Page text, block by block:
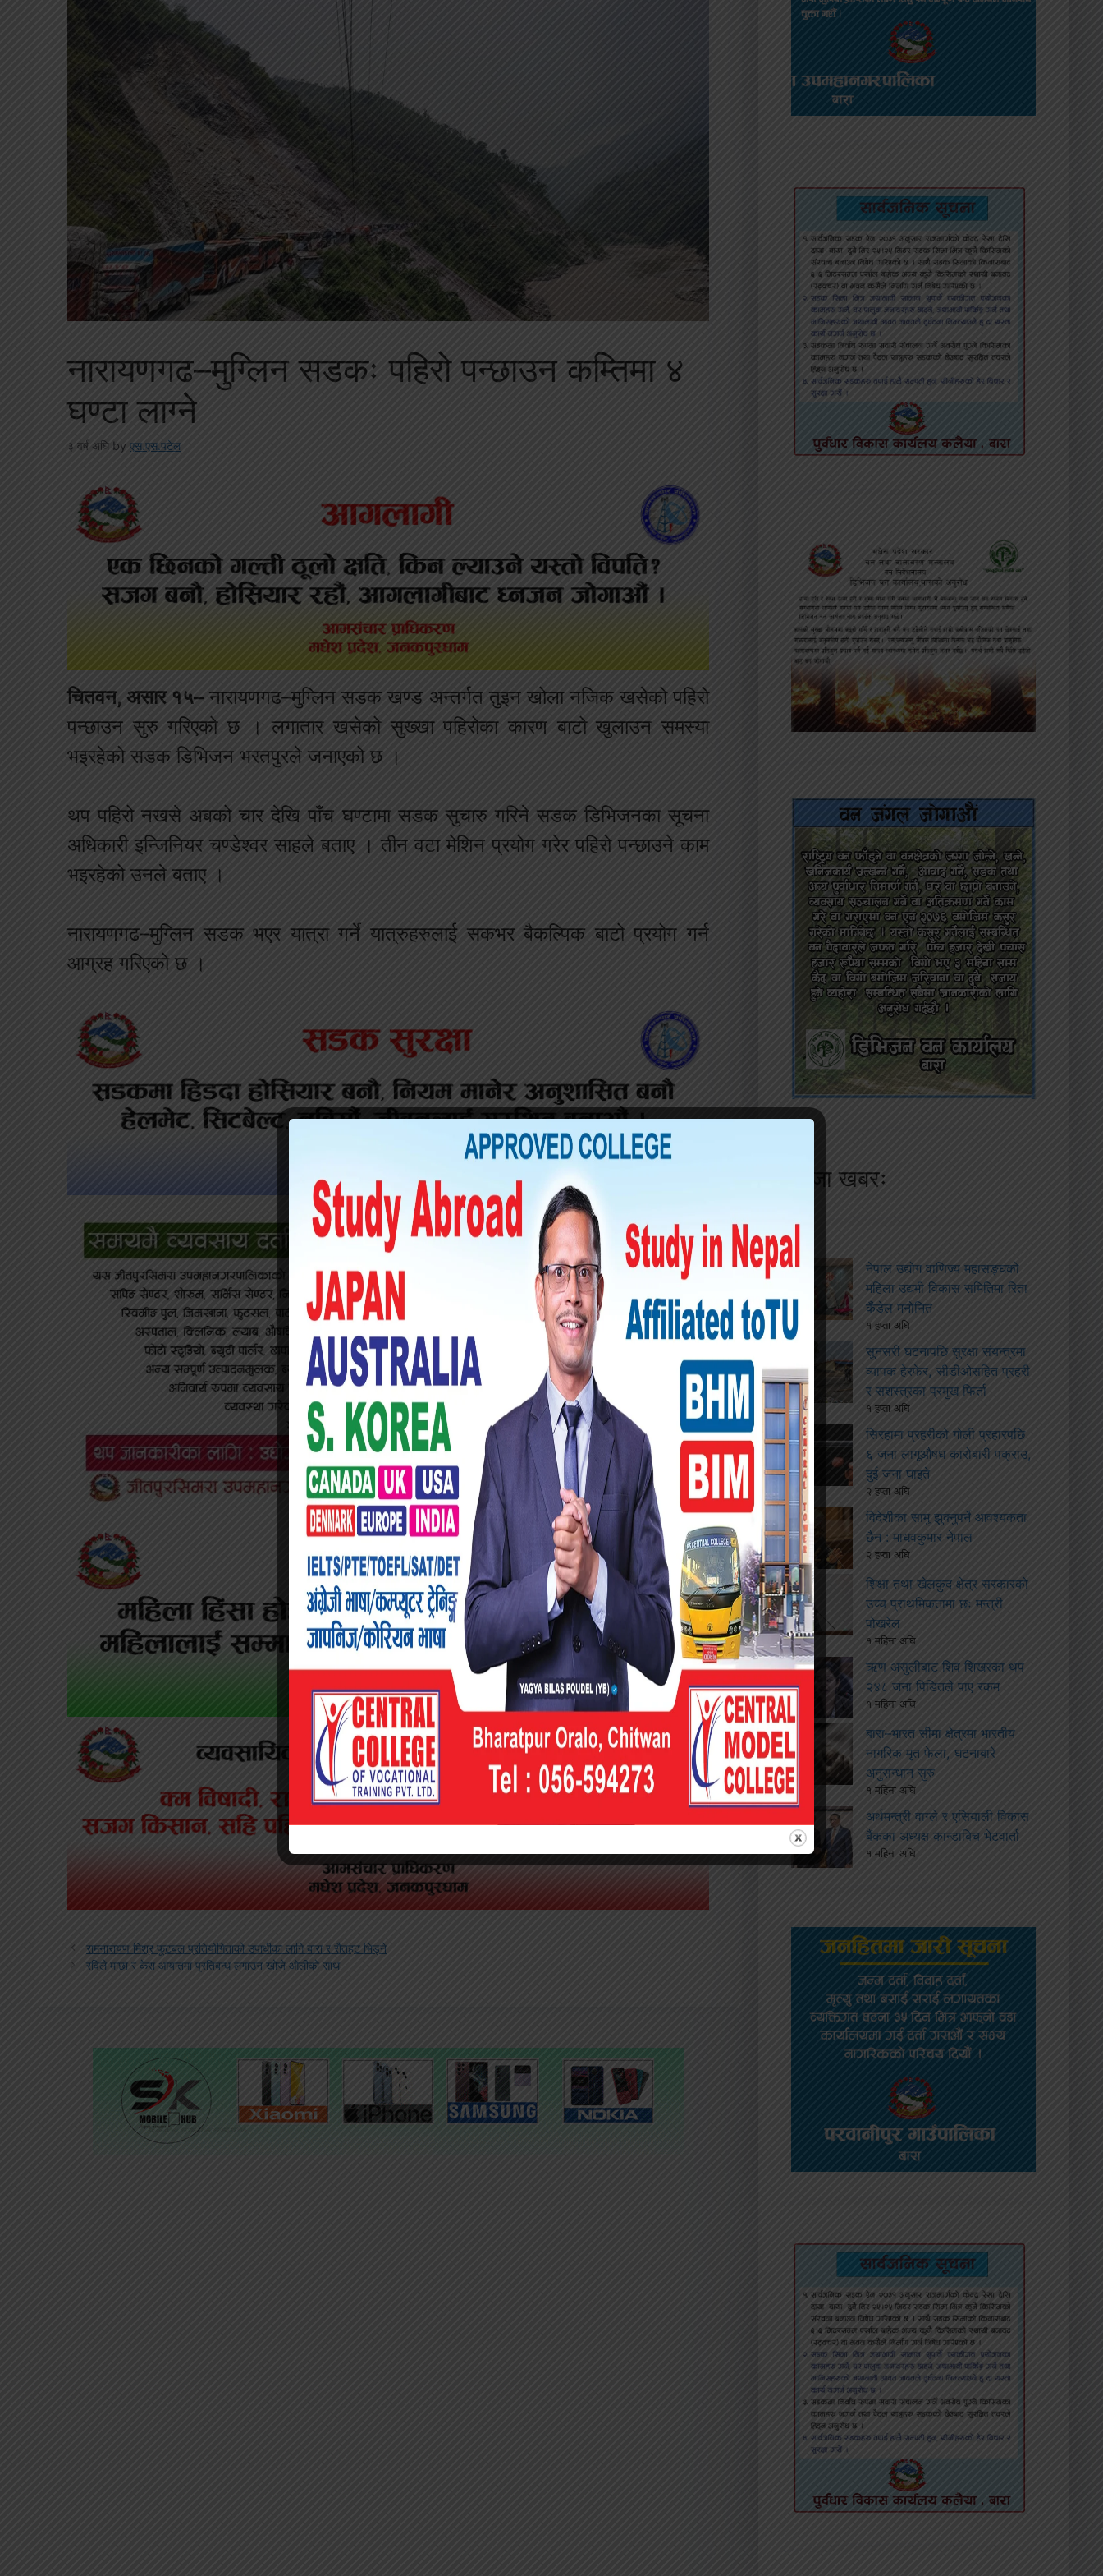
नारायणगढ–मुग्लिन सडकः पहिरो पन्छाउन कम्तिमा ४
घण्टा लाग्ने
३ वर्ष अघि by एस.एस.पटेल
चितवन, असार १५– नारायणगढ–मुग्लिन सडक खण्ड अन्तर्गत तुइन खोला नजिक खसेको पहिरो
पन्छाउन सुरु गरिएको छ । लगातार खसेको सुख्खा पहिरोका कारण बाटो खुलाउन समस्या
भइरहेको सडक डिभिजन भरतपुरले जनाएको छ ।
थप पहिरो नखसे अबको चार देखि पाँच घण्टामा सडक सुचारु गरिने सडक डिभिजनका सूचना
अधिकारी इन्जिनियर चण्डेश्वर साहले बताए । तीन वटा मेशिन प्रयोग गरेर पहिरो पन्छाउने काम
भइरहेको उनले बताए ।
नारायणगढ–मुग्लिन सडक भएर यात्रा गर्ने यात्रुहरुलाई सकभर बैकल्पिक बाटो प्रयोग गर्न
आग्रह गरिएको छ ।
रामनारायण मिश्र फूटबल प्रतियोगिताको उपाधीका लागि बारा र रौतहट भिड्ने
रविले माछा र केरा आयातमा प्रतिबन्ध लगाउन खोजे ओलीको साथ
ताजा खबरः
नेपाल उद्योग वाणिज्य महासङ्घको
महिला उद्यमी विकास समितिमा रिता
कँडेल मनोनित
१ हप्ता अघि
सुनसरी घटनापछि सुरक्षा संयन्त्रमा
व्यापक हेरफेर, सीडीओसहित प्रहरी
र सशस्त्रका प्रमुख फिर्ता
१ हप्ता अघि
सिरहामा प्रहरीको गोली प्रहारपछि
६ जना लागूऔषध कारोबारी पक्राउ,
दुई जना घाइते
२ हप्ता अघि
विदेशीका सामु झुक्नुपर्ने आवश्यकता
छैन : माधवकुमार नेपाल
२ हप्ता अघि
शिक्षा तथा खेलकुद क्षेत्र सरकारको
उच्च प्राथमिकतामा छः मन्त्री
पोखरेल
१ महिना अघि
ऋण असुलीबाट शिव शिखरका थप
२४८ जना पिडितले पाए रकम
१ महिना अघि
बारा–भारत सीमा क्षेत्रमा भारतीय
नागरिक मृत फेला, घटनाबारे
अनुसन्धान सुरु
१ महिना अघि
अर्थमन्त्री वाग्ले र एसियाली विकास
बैंकका अध्यक्ष कान्डाबिच भेटवार्ता
१ महिना अघि